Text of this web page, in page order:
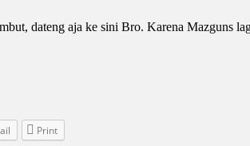
dateng aja ke sini Bro. Karena Mazguns
Print